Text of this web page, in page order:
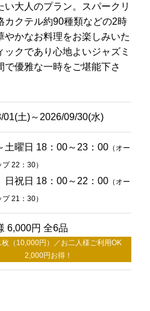
い大人のプラン。スパークリ
カクテル約90種類などの2時
やかなお料理をお楽しみいた
クであり心地よいジャズミ
で優雅な一時をご堪能下さ
01(土)～2026/09/30(水)
土曜日 18：00～23：00 （オー
22：30）
18：00～22：00 （オー
21：30）
6,000円 全6品
（10,000円）／お二人様ご利用OK
2,000円お得！
2F 中国料理
鴻臚
銀杏
のご予約
482-1166